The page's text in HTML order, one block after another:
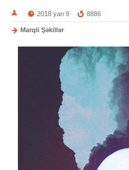
2018 yan 9 8886
Marqli Şəkillər